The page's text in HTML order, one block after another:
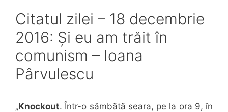
Citatul zilei – 18 decembrie
2016: Și eu am trăit în
comunism – Ioana
Pârvulescu
„Knockout. Într-o sâmbătă seara, pe la ora 9, în